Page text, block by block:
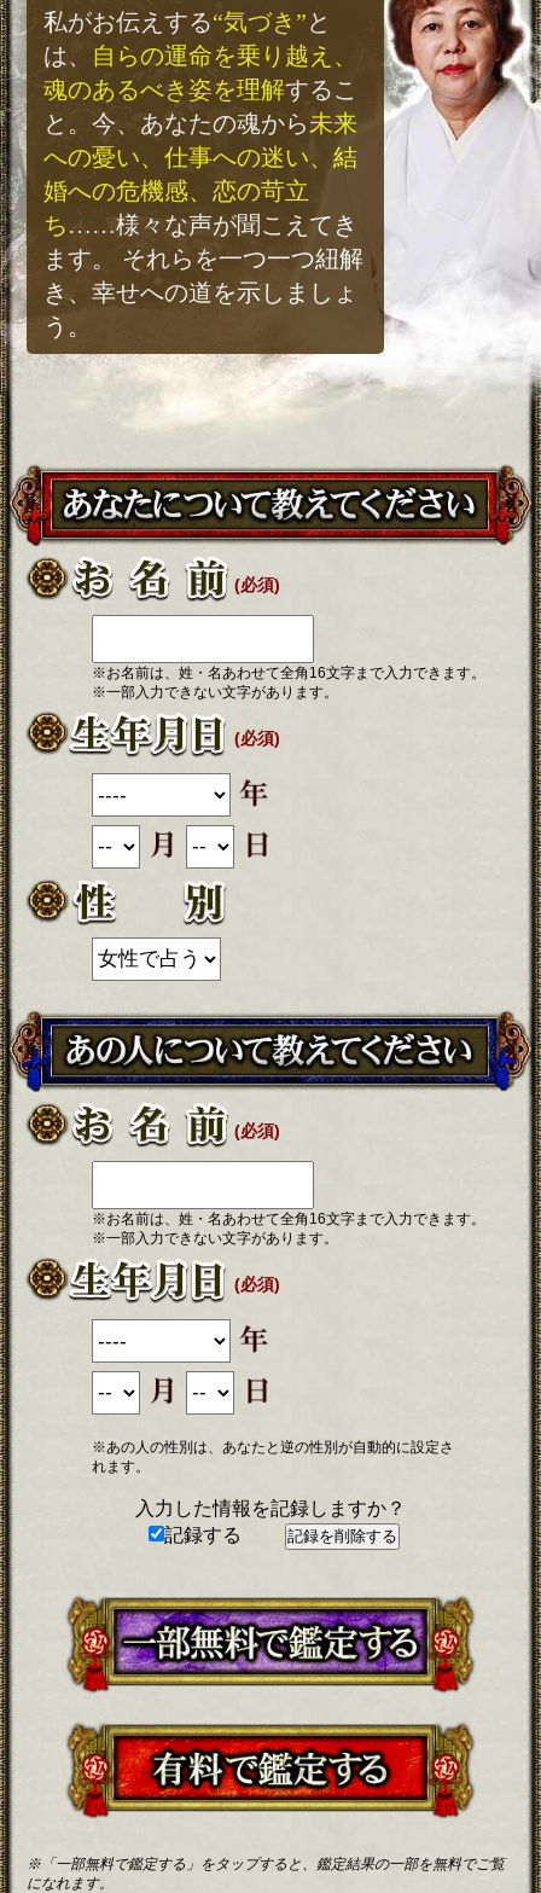
私がお伝えする“気づき”と
は、 自らの運命を乗り越え、
魂のあるべき姿を理解するこ
と。今、あなたの魂から未来
への憂い、仕事への迷い、結
婚への危機感、恋の苛立
ち……様々な声が聞こえてき
ます。 それらを一つ一つ紐解
き、幸せへの道を示しましょ
う。
(必須)
※お名前は、姓・名あわせて全角16文字まで入力できます。
※一部入力できない文字があります。
(必須)
(必須)
※お名前は、姓・名あわせて全角16文字まで入力できます。
※一部入力できない文字があります。
(必須)
※あの人の性別は、あなたと逆の性別が自動的に設定さ
れます。
入力した情報を記録しますか？
記録する
※「一部無料で鑑定する」をタップすると、鑑定結果の一部を無料でご覧
になれます。